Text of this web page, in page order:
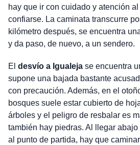
hay que ir con cuidado y atención
confiarse. La caminata transcurre
kilómetro después, se encuentra
y da paso, de nuevo, a un sendero.
El desvío a Igualeja se encuentra
supone una bajada bastante
con precaución. Además, en el
bosques suele estar cubierto de
árboles y el peligro de resbalar es
también hay piedras. Al llegar
al punto de partida, hay que